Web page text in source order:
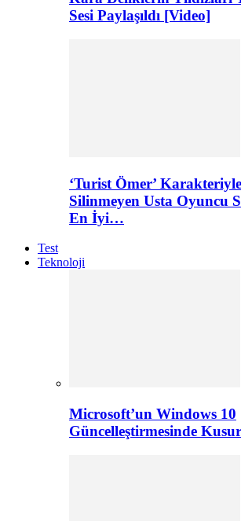
Sesi Paylaşıldı [Video]
‘Turist Ömer’
Silinmeyen Usta Oyuncu
En İyi…
Test
Teknoloji
Microsoft’un Windows 10
Güncelleştirmesinde